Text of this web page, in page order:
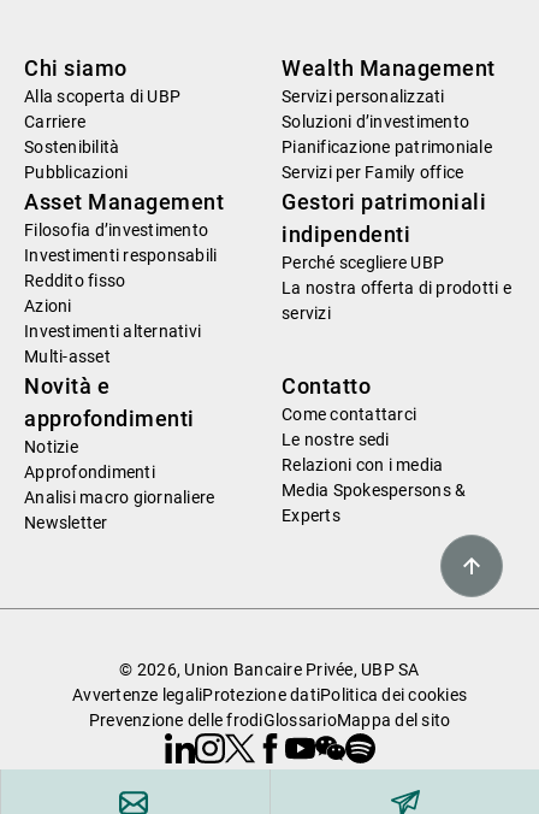
Chi siamo
Alla scoperta di UBP
Carriere
Sostenibilità
Pubblicazioni
Wealth Management
Servizi personalizzati
Soluzioni d’investimento
Pianificazione patrimoniale
Servizi per Family office
Asset Management
Filosofia d’investimento
Investimenti responsabili
Reddito fisso
Azioni
Investimenti alternativi
Multi-asset
Gestori patrimoniali
indipendenti
Perché scegliere UBP
La nostra offerta di prodotti e
servizi
Novità e
approfondimenti
Notizie
Approfondimenti
Analisi macro giornaliere
Newsletter
Contatto
Come contattarci
Le nostre sedi
Relazioni con i media
Media Spokespersons &
Experts
© 2026, Union Bancaire Privée, UBP SA
Avvertenze legaliProtezione datiPolitica dei cookies
Prevenzione delle frodiGlossarioMappa del sito
Linkedin
Instagram
X Facebook
Youtube
WeChat
Spotify